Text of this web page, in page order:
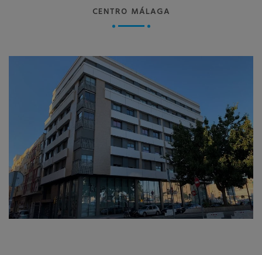
CENTRO MÁLAGA